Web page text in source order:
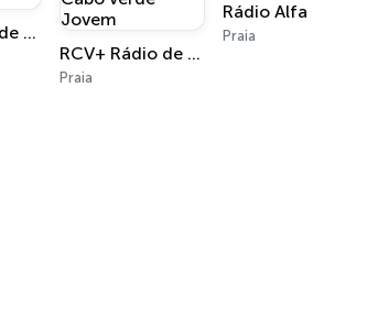
RCV - Rádio de Cabo Verde
RCV+ Rádio de Cabo Verde Jovem
Praia
Rádio Alfa
Praia